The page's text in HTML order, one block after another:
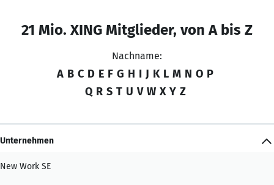
21 Mio. XING Mitglieder, von A bis Z
Nachname:
A B C D E F G H I J K L M N O P
Q R S T U V W X Y Z
Unternehmen
New Work SE